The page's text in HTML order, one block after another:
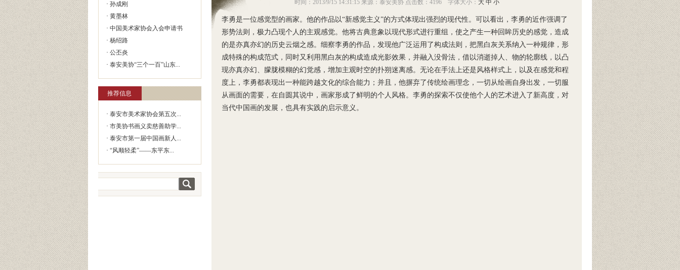
· 孙成刚
· 黄墨林
· 中国美术家协会入会申请书
· 杨绍路
· 公丕炎
· 泰安美协“三个一百”山东...
推荐信息
· 泰安市美术家协会第五次...
· 市美协书画义卖慈善助学...
· 泰安市第一届中国画新人...
· “风顺轻柔”——东平东...
时间：2013/9/15 14:31:15 来源：泰安美协 点击数：4196 字体大小： 大 中 小
李勇是一位感觉型的画家。他的作品以“新感觉主义”的方式体现出强烈的现代性。可以看出，李勇的近作强调了
形势法则，极力凸现个人的主观感觉。他将古典意象以现代形式进行重组，使之产生一种回眸历史的感觉，造成
的是亦真亦幻的历史云烟之感。细察李勇的作品，发现他广泛运用了构成法则，把黑白灰关系纳入一种规律，形
成特殊的构成范式，同时又利用黑白灰的构成造成光影效果，并融入没骨法，借以消逝掉人、物的轮廓线，以凸
现亦真亦幻、朦胧模糊的幻觉感，增加主观时空的扑朔迷离感。无论在手法上还是风格样式上，以及在感觉和程
度上，李勇都表现出一种能跨越文化的综合能力；并且，他摒弃了传统绘画理念，一切从绘画自身出发，一切服
从画面的需要，在自圆其说中，画家形成了鲜明的个人风格。李勇的探索不仅使他个人的艺术进入了新高度，对
当代中国画的发展，也具有实践的启示意义。